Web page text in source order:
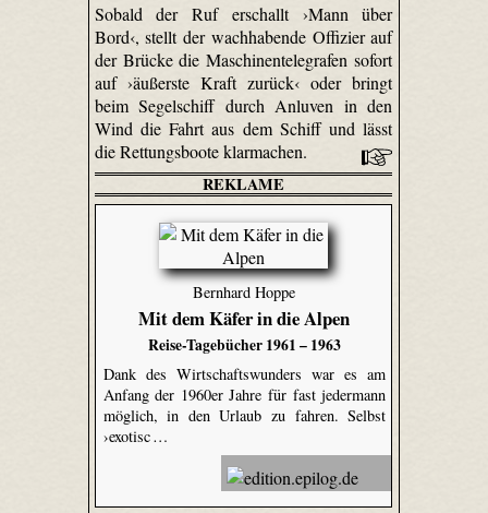
Sobald der Ruf erschallt ›Mann über
Bord‹, stellt der wachhabende Offizier auf
der Brücke die Maschinentelegrafen sofort
auf ›äußerste Kraft zurück‹ oder bringt
beim Segelschiff durch Anluven in den
Wind die Fahrt aus dem Schiff und lässt
die Rettungsboote klarmachen.
REKLAME
Bernhard Hoppe
Mit dem Käfer in die Alpen
Reise-Tagebücher 1961 – 1963
Dank des Wirtschaftswunders war es am
Anfang der 1960er Jahre für fast jedermann
möglich, in den Urlaub zu fahren. Selbst
›exotisc …